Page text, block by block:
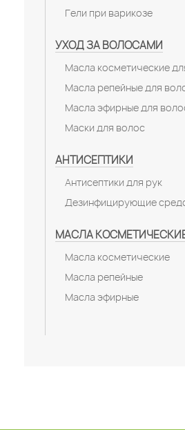
Гели при варикозе
УХОД ЗА ВОЛОСАМИ
Масла косметические
Масла репейные для
Масла эфирные для
Маски для волос
АНТИСЕПТИКИ
Антисептики для рук
Дезинфицирующие
МАСЛА
Масла косметические
Масла репейные
Масла эфирные